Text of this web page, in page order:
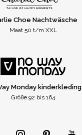
Choe Nachtwäsche
Maat 50 t/m XXL
Monday kinderkleding
Größe 92 bis 164